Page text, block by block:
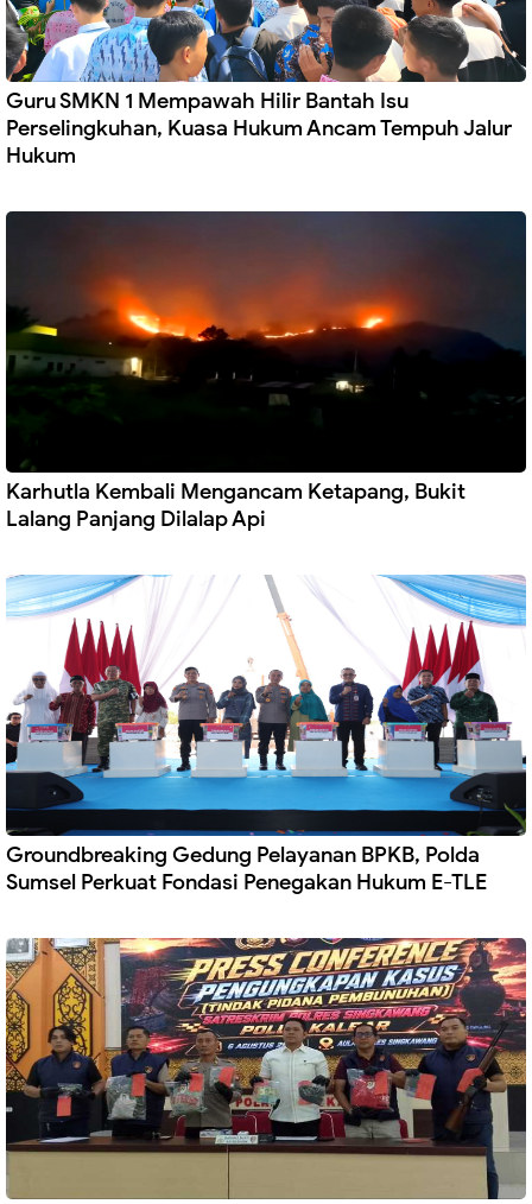
Guru SMKN 1 Mempawah Hilir Bantah Isu
Perselingkuhan, Kuasa Hukum Ancam Tempuh Jalur
Hukum
Karhutla Kembali Mengancam Ketapang, Bukit
Lalang Panjang Dilalap Api
Groundbreaking Gedung Pelayanan BPKB, Polda
Sumsel Perkuat Fondasi Penegakan Hukum E-TLE